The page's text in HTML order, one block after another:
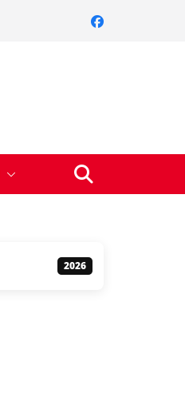
2026